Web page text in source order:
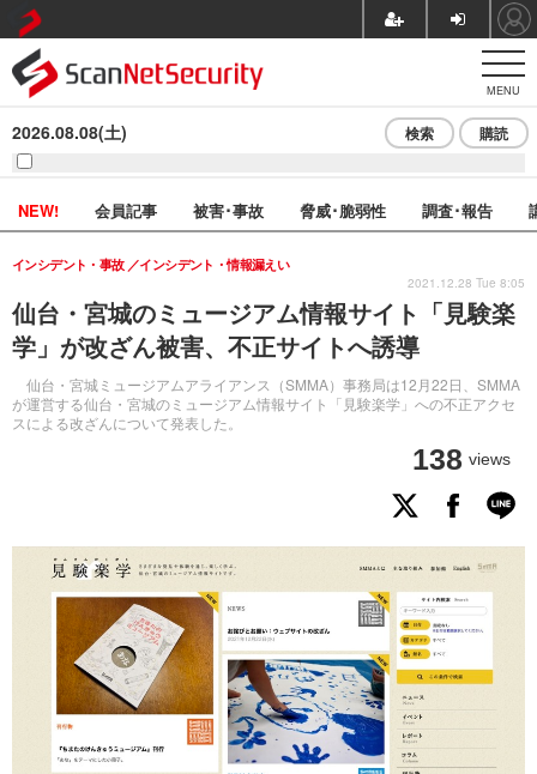
MENU
2026.08.08(土) 検索 購読
NEW! 会員記事 被害･事故 脅威･脆弱性 調査･報告
仙台・宮城のミュージアム情報サイト「見験楽
学」が改ざん被害、不正サイトへ誘導
仙台・宮城ミュージアムアライアンス（SMMA）事務局は12月22日、SMMA
が運営する仙台・宮城のミュージアム情報サイト「見験楽学」への不正アクセ
スによる改ざんについて発表した。
インシデント・事故 インシデント・情報漏えい
138 views
2021.12.28 Tue 8:05